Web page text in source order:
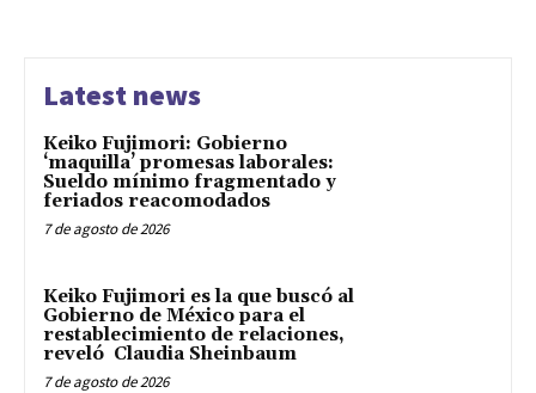
Latest news
Keiko Fujimori: Gobierno
‘maquilla’ promesas laborales:
Sueldo mínimo fragmentado y
feriados reacomodados
7 de agosto de 2026
Keiko Fujimori es la que buscó al
Gobierno de México para el
restablecimiento de relaciones,
reveló Claudia Sheinbaum
7 de agosto de 2026